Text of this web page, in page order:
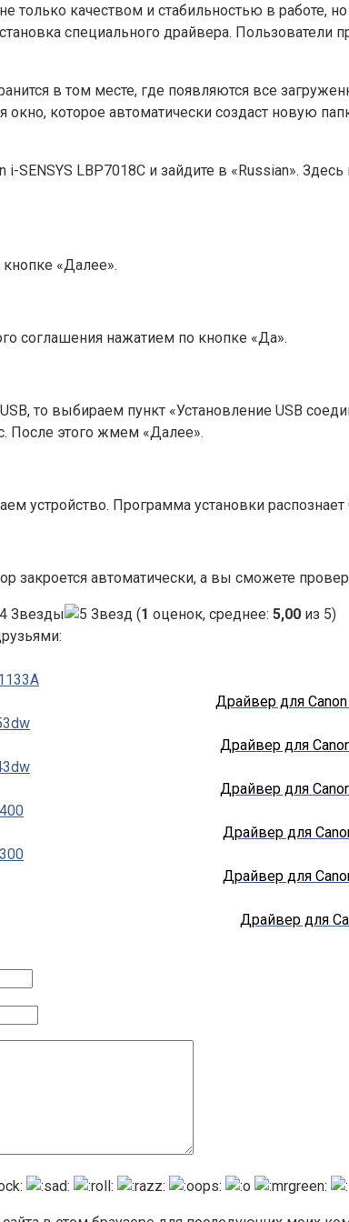
только качеством и стабильностью в работе,
специального драйвера. Пользователи
в том месте, где появляются все
окно, которое автоматически создаст новую
SENSYS LBP7018C и зайдите в «Russian».
«Далее».
соглашения нажатием по кнопке «Да».
то выбираем пункт «Установление USB
После этого жмем «Далее».
устройство. Программа установки распознает
закроется автоматически, а вы сможете
(1 оценок, среднее: 5,00 из 5)
Драйвер для
Драйвер для
Драйвер для
Драйвер для
Драйвер для
Драйвер для